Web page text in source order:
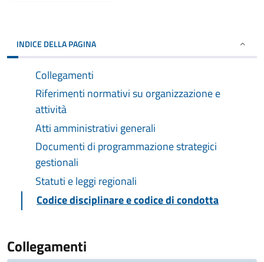
INDICE DELLA PAGINA
Collegamenti
Riferimenti normativi su organizzazione e
attività
Atti amministrativi generali
Documenti di programmazione strategici
gestionali
Statuti e leggi regionali
Codice disciplinare e codice di condotta
Collegamenti